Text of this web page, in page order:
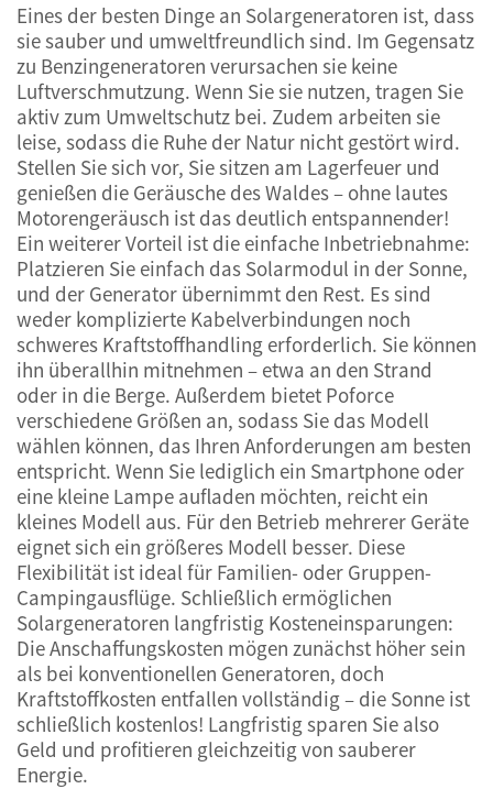
Eines der besten Dinge an Solargeneratoren ist, dass
sie sauber und umweltfreundlich sind. Im Gegensatz
zu Benzingeneratoren verursachen sie keine
Luftverschmutzung. Wenn Sie sie nutzen, tragen Sie
aktiv zum Umweltschutz bei. Zudem arbeiten sie
leise, sodass die Ruhe der Natur nicht gestört wird.
Stellen Sie sich vor, Sie sitzen am Lagerfeuer und
genießen die Geräusche des Waldes – ohne lautes
Motorengeräusch ist das deutlich entspannender!
Ein weiterer Vorteil ist die einfache Inbetriebnahme:
Platzieren Sie einfach das Solarmodul in der Sonne,
und der Generator übernimmt den Rest. Es sind
weder komplizierte Kabelverbindungen noch
schweres Kraftstoffhandling erforderlich. Sie können
ihn überallhin mitnehmen – etwa an den Strand
oder in die Berge. Außerdem bietet Poforce
verschiedene Größen an, sodass Sie das Modell
wählen können, das Ihren Anforderungen am besten
entspricht. Wenn Sie lediglich ein Smartphone oder
eine kleine Lampe aufladen möchten, reicht ein
kleines Modell aus. Für den Betrieb mehrerer Geräte
eignet sich ein größeres Modell besser. Diese
Flexibilität ist ideal für Familien- oder Gruppen-
Campingausflüge. Schließlich ermöglichen
Solargeneratoren langfristig Kosteneinsparungen:
Die Anschaffungskosten mögen zunächst höher sein
als bei konventionellen Generatoren, doch
Kraftstoffkosten entfallen vollständig – die Sonne ist
schließlich kostenlos! Langfristig sparen Sie also
Geld und profitieren gleichzeitig von sauberer
Energie.